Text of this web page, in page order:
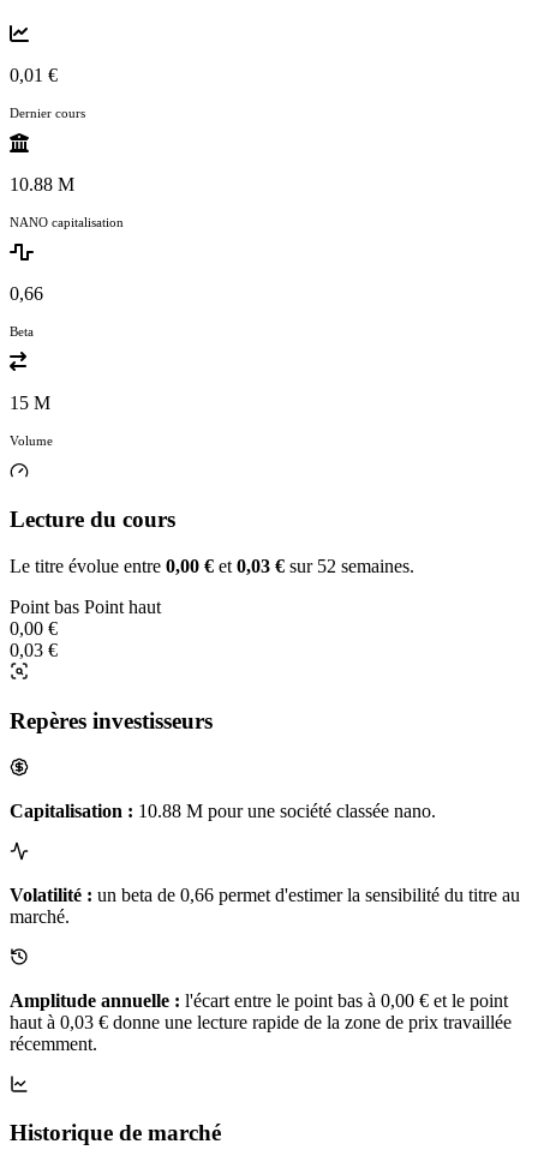
0,01 €
Dernier cours
10.88 M
NANO capitalisation
0,66
Beta
15 M
Volume
Lecture du cours
Le titre évolue entre 0,00 € et 0,03 € sur 52 semaines.
Point bas Point haut
0,00 €
0,03 €
Repères investisseurs
Capitalisation : 10.88 M pour une société classée nano.
Volatilité : un beta de 0,66 permet d'estimer la sensibilité du titre au
marché.
Amplitude annuelle : l'écart entre le point bas à 0,00 € et le point
haut à 0,03 € donne une lecture rapide de la zone de prix travaillée
récemment.
Historique de marché